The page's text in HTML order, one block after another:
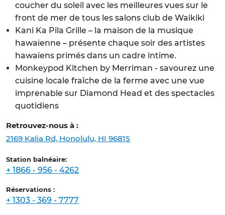
coucher du soleil avec les meilleures vues sur le
front de mer de tous les salons club de Waikiki
Kani Ka Pila Grille – la maison de la musique
hawaïenne – présente chaque soir des artistes
hawaïens primés dans un cadre intime.
Monkeypod Kitchen by Merriman - savourez une
cuisine locale fraîche de la ferme avec une vue
imprenable sur Diamond Head et des spectacles
quotidiens
Retrouvez-nous à :
2169 Kalia Rd, Honolulu, HI 96815
Station balnéaire:
+ 1866 - 956 - 4262
Réservations :
+ 1303 - 369 - 7777